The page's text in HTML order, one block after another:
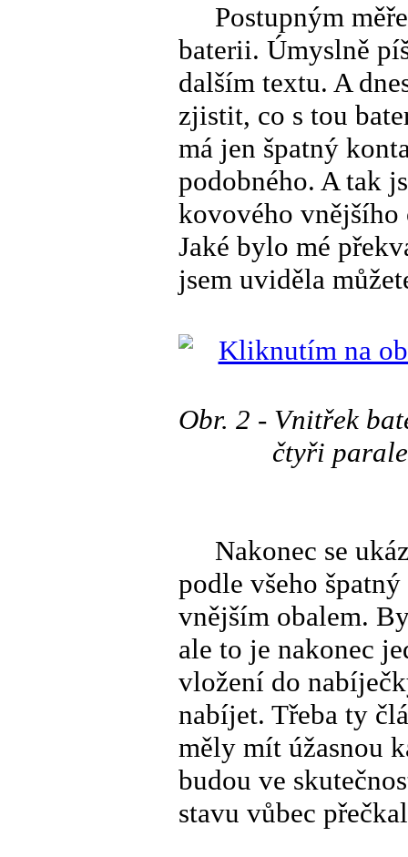
Postupným
baterii. Úmyslně
dalším textu. A
zjistit, co s tou
má jen špatný
podobného. A tak
kovového
Jaké bylo mé
jsem uviděla
Obr. 2 - Vnitřek
čtyři
Nakonec se
podle všeho
vnějším obalem.
ale to je nakonec
vložení do
nabíjet. Třeba ty
měly mít úžasnou
budou ve
stavu vůbec